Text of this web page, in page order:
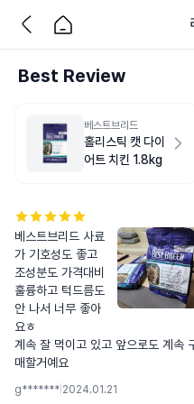
Best Review
베스트브리드
홀리스틱 캣 다이
어트 치킨 1.8kg
베스트브리드 사료
가 기호성도 좋고
조성분도 가격대비
훌륭하고 턱드름도
안 나서 너무 좋아
요ㅎ
계속 잘 먹이고 있고 앞으로도 계속
매할거예요
g******* 2024.01.21